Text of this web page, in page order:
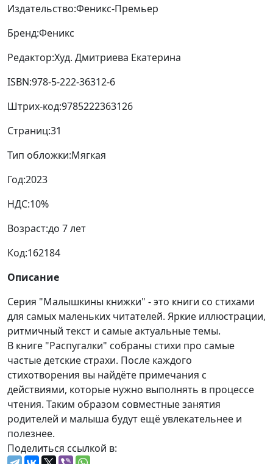
Издательство:Феникс-Премьер
Бренд:Феникс
Редактор:Худ. Дмитриева Екатерина
ISBN:978-5-222-36312-6
Штрих-код:9785222363126
Страниц:31
Тип обложки:Мягкая
Год:2023
НДС:10%
Возраст:до 7 лет
Код:162184
Описание
Серия "Малышкины книжки" - это книги со стихами
для самых маленьких читателей. Яркие иллюстрации,
ритмичный текст и самые актуальные темы.
В книге "Распугалки" собраны стихи про самые
частые детские страхи. После каждого
стихотворения вы найдёте примечания с
действиями, которые нужно выполнять в процессе
чтения. Таким образом совместные занятия
родителей и малыша будут ещё увлекательнее и
полезнее.
Поделиться ссылкой в: